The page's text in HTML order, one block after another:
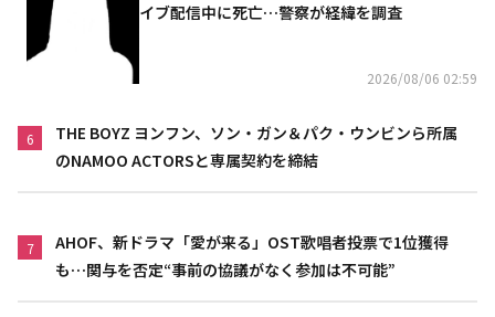
イブ配信中に死亡…警察が経緯を調査
2026/08/06 02:59
6
THE BOYZ ヨンフン、ソン・ガン＆パク・ウンビンら所属
のNAMOO ACTORSと専属契約を締結
7
AHOF、新ドラマ「愛が来る」OST歌唱者投票で1位獲得
も…関与を否定“事前の協議がなく参加は不可能”